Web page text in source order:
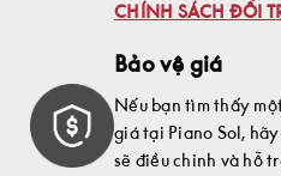
CHÍNH SÁCH ĐỔI
Bảo vệ giá
Nếu bạn tìm thấy
giá tại Piano Sol,
sẽ điều chỉnh và hỗ